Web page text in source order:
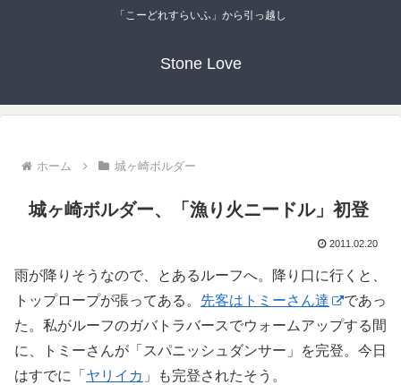
「こーどれすらいふ」から引っ越し
Stone Love
ホーム 城ヶ崎ボルダー
城ヶ崎ボルダー、「漁り火ニードル」初登
2011.02.20
雨が降りそうなので、とあるルーフへ。降り口に行くと、
トップロープが張ってある。 先客はトミーさん達
であっ
た。私がルーフのガバトラバースでウォームアップする間
に、トミーさんが「スパニッシュダンサー」を完登。今日
はすでに「 ヤリイカ 」も完登されたそう。